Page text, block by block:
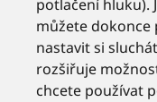
potlačení hluku).
můžete
nastavit si
rozšiřuje
chcete používat